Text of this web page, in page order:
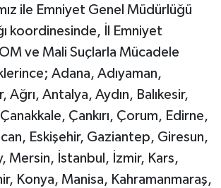
ile Emniyet Genel Müdürlüğü
koordinesinde, İl Emniyet
ve Mali Suçlarla Mücadele
Adana, Adıyaman,
Ağrı, Antalya, Aydın, Balıkesir,
Çankırı, Çorum, Edirne,
Eskişehir, Gaziantep, Giresun,
Mersin, İstanbul, İzmir, Kars,
Konya, Manisa, Kahramanmaraş,